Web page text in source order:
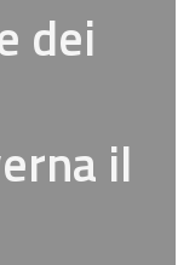
dei
il